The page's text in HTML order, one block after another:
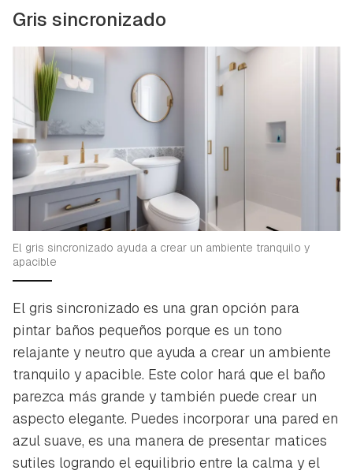
Guardar como favorito
Para poder guardar como favorito, primero has de
iniciar sesión con tu cuenta de Hogarmanía.
Gris sincronizado
El gris sincronizado ayuda a crear un ambiente tranquilo y
apacible
El gris sincronizado es una gran opción para
pintar baños pequeños porque es un tono
relajante y neutro que ayuda a crear un ambiente
tranquilo y apacible. Este color hará que el baño
parezca más grande y también puede crear un
aspecto elegante. Puedes incorporar una pared en
azul suave, es una manera de presentar matices
sutiles logrando el equilibrio entre la calma y el
Contenido enviado
Gracias por suscribirte a nuestro boletín.